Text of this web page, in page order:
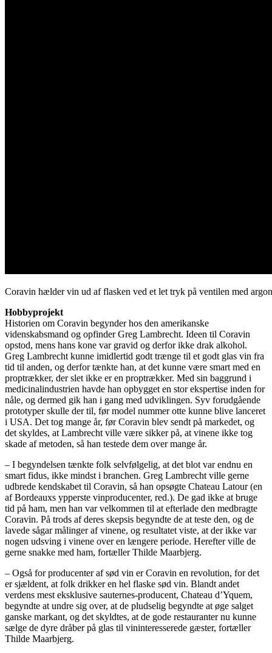
Coravin hælder vin ud af flasken ved et let tryk på ventilen med
Hobbyprojekt
Historien om Coravin begynder hos den amerikanske
videnskabsmand og opfinder Greg Lambrecht. Ideen til Coravin
opstod, mens hans kone var gravid og derfor ikke drak alkohol.
Greg Lambrecht kunne imidlertid godt trænge til et godt glas vin fra
tid til anden, og derfor tænkte han, at det kunne være smart med en
proptrækker, der slet ikke er en proptrækker. Med sin baggrund i
medicinalindustrien havde han opbygget en stor ekspertise inden for
nåle, og dermed gik han i gang med udviklingen. Syv forudgående
prototyper skulle der til, før model nummer otte kunne blive lanceret
i USA. Det tog mange år, før Coravin blev sendt på markedet, og
det skyldes, at Lambrecht ville være sikker på, at vinene ikke tog
skade af metoden, så han testede dem over mange år.
– I begyndelsen tænkte folk selvfølgelig, at det blot var endnu en
smart fidus, ikke mindst i branchen. Greg Lambrecht ville gerne
udbrede kendskabet til Coravin, så han opsøgte Chateau Latour (en
af Bordeauxs ypperste vinproducenter, red.). De gad ikke at bruge
tid på ham, men han var velkommen til at efterlade den medbragte
Coravin. På trods af deres skepsis begyndte de at teste den, og de
lavede sågar målinger af vinene, og resultatet viste, at der ikke var
nogen udsving i vinene over en længere periode. Herefter ville de
gerne snakke med ham, fortæller Thilde Maarbjerg.
– Også for producenter af sød vin er Coravin en revolution, for det
er sjældent, at folk drikker en hel flaske sød vin. Blandt andet
verdens mest eksklusive sauternes-producent, Chateau d’Yquem,
begyndte at undre sig over, at de pludselig begyndte at øge salget
ganske markant, og det skyldtes, at de gode restauranter nu kunne
sælge de dyre dråber på glas til vininteresserede gæster, fortæller
Thilde Maarbjerg.